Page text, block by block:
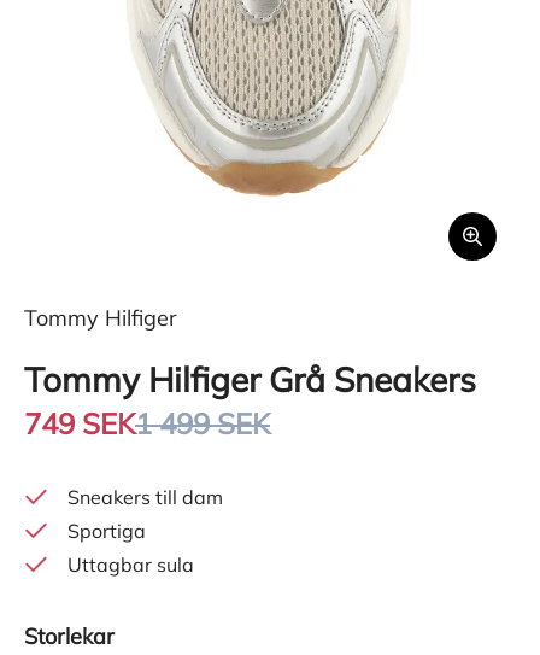
Tommy Hilfiger
Tommy Hilfiger Grå Sneakers
749 SEK1 499 SEK
Sneakers till dam
Sportiga
Uttagbar sula
Storlekar